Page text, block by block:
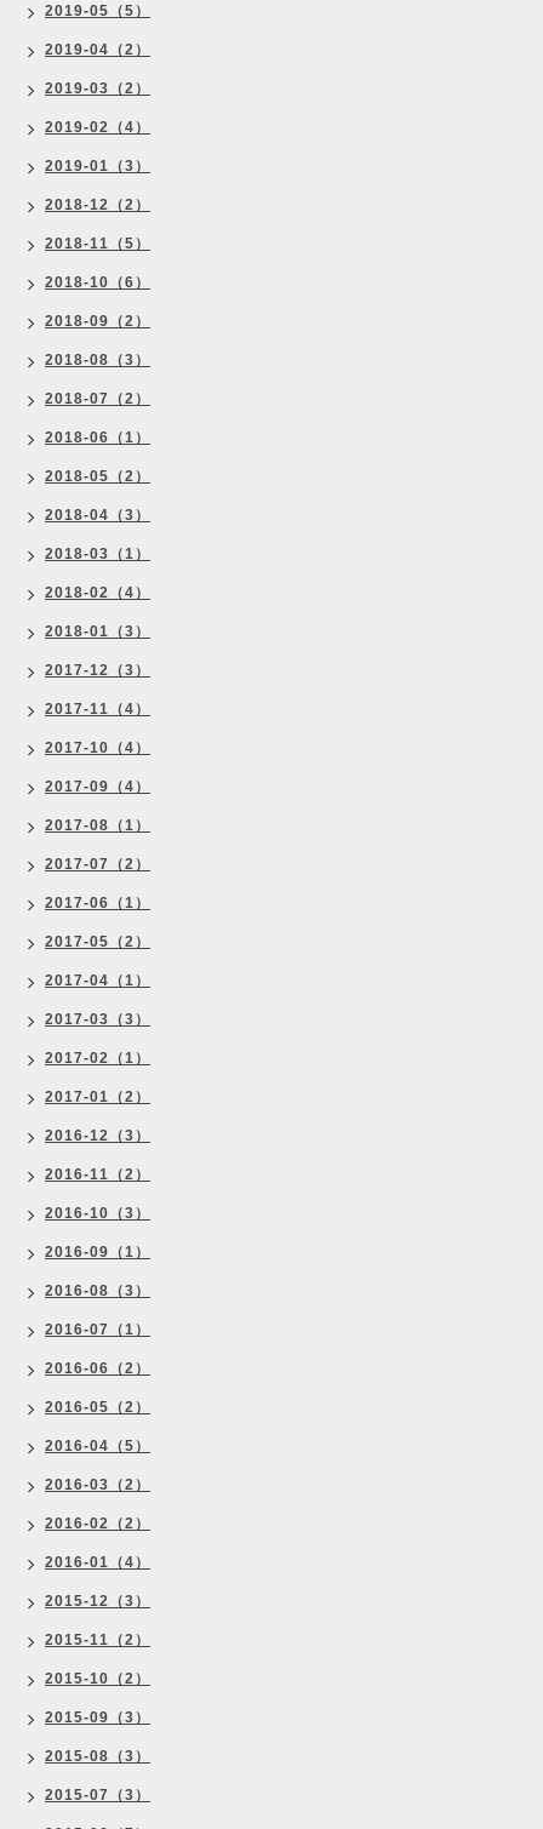
2019-05（5）
2019-04（2）
2019-03（2）
2019-02（4）
2019-01（3）
2018-12（2）
2018-11（5）
2018-10（6）
2018-09（2）
2018-08（3）
2018-07（2）
2018-06（1）
2018-05（2）
2018-04（3）
2018-03（1）
2018-02（4）
2018-01（3）
2017-12（3）
2017-11（4）
2017-10（4）
2017-09（4）
2017-08（1）
2017-07（2）
2017-06（1）
2017-05（2）
2017-04（1）
2017-03（3）
2017-02（1）
2017-01（2）
2016-12（3）
2016-11（2）
2016-10（3）
2016-09（1）
2016-08（3）
2016-07（1）
2016-06（2）
2016-05（2）
2016-04（5）
2016-03（2）
2016-02（2）
2016-01（4）
2015-12（3）
2015-11（2）
2015-10（2）
2015-09（3）
2015-08（3）
2015-07（3）